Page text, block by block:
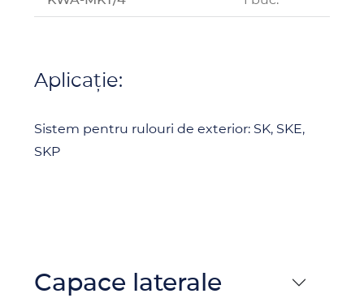
Aplicație:
Sistem pentru rulouri de exterior: SK, SKE,
SKP
Capace laterale